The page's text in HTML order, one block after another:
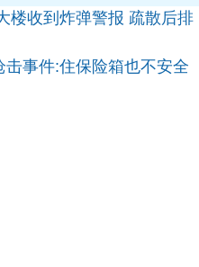
楼收到炸弹警报 疏散后排
事件:住保险箱也不安全